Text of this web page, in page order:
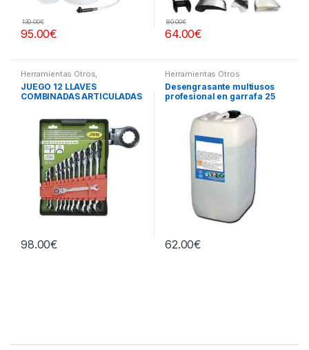
95.00€
130.00€
64.00€
80.00€
Herramientas Otros,
Herramientas De Mano
Herramientas De Mano
JUEGO 12 LLAVES
COMBINADAS ARTICULADAS
98.00€
Herramientas Otros
Desengrasante multiusos
profesional en garrafa 25
62.00€